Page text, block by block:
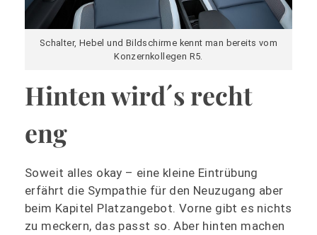
Schalter, Hebel und Bildschirme kennt man bereits vom
Konzernkollegen R5.
Hinten wird´s recht
eng
Soweit alles okay – eine kleine Eintrübung
erfährt die Sympathie für den Neuzugang aber
beim Kapitel Platzangebot. Vorne gibt es nichts
zu meckern, das passt so. Aber hinten machen